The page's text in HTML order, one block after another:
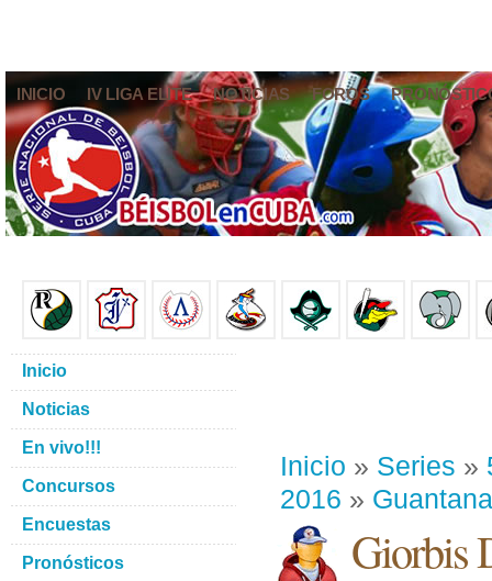
INICIO IV LIGA ELITE NOTICIAS FOROS
Inicio » Series »
2016 »
Giorbis
Inicio
Noticias
En vivo!!!
Concursos
Encuestas
Pronósticos